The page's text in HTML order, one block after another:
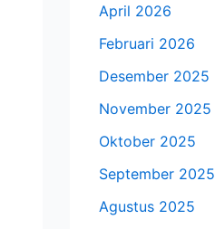
April 2026
Februari 2026
Desember 2025
November 2025
Oktober 2025
September 2025
Agustus 2025